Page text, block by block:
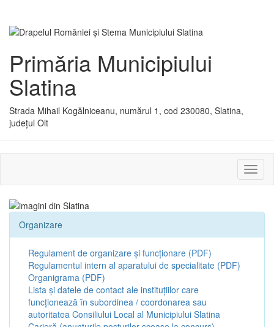
Primăria Municipiului
Slatina
Strada Mihail Kogălniceanu, numărul 1, cod 230080, Slatina,
județul Olt
sau
Organizare
Regulament de organizare și funcționare (PDF)
Regulamentul intern al aparatului de specialitate (PDF)
Organigrama (PDF)
Lista și datele de contact ale instituțiilor care
funcționează în subordinea / coordonarea sau
autoritatea Consiliului Local al Municipiului Slatina